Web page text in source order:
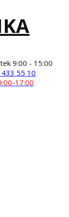
9:00 - 15:00
55 10
17:00